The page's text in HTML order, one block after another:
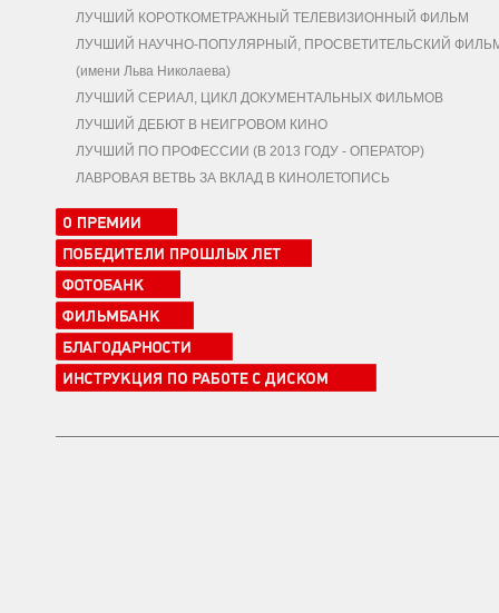
ЛУЧШИЙ КОРОТКОМЕТРАЖНЫЙ ТЕЛЕВИЗИОННЫЙ ФИЛЬМ
ЛУЧШИЙ НАУЧНО-ПОПУЛЯРНЫЙ, ПРОСВЕТИТЕЛЬСКИЙ
(имени Льва Николаева)
ЛУЧШИЙ СЕРИАЛ, ЦИКЛ ДОКУМЕНТАЛЬНЫХ ФИЛЬМОВ
ЛУЧШИЙ ДЕБЮТ В НЕИГРОВОМ КИНО
ЛУЧШИЙ ПО ПРОФЕССИИ (В 2013 ГОДУ - ОПЕРАТОР)
ЛАВРОВАЯ ВЕТВЬ ЗА ВКЛАД В КИНОЛЕТОПИСЬ